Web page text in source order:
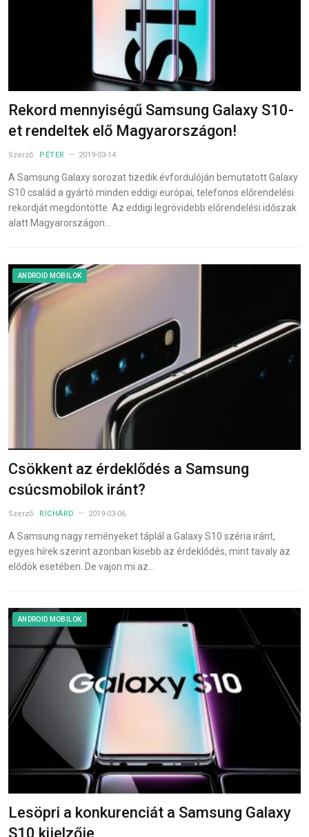
Rekord mennyiségű Samsung Galaxy S10-
et rendeltek elő Magyarországon!
Szerző: PÉTER 2019-03-14
A Samsung Galaxy sorozat tizedik évfordulóján bemutatott Galaxy
S10 család a gyártó minden eddigi európai, telefonos előrendelési
rekordját megdöntötte. Az eddigi legrövidebb előrendelési időszak
alatt Magyarországon…
ANDROID MOBILOK
Csökkent az érdeklődés a Samsung
csúcsmobilok iránt?
Szerző: RICHÁRD 2019-03-06
A Samsung nagy reményeket táplál a Galaxy S10 széria iránt,
egyes hírek szerint azonban kisebb az érdeklődés, mint tavaly az
elődök esetében. De vajon mi az…
ANDROID MOBILOK
Lesöpri a konkurenciát a Samsung Galaxy
S10 kijelzője